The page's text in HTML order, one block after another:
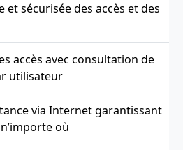
et sécurisée des accès et des
accès avec consultation de
utilisateur
via Internet garantissant
où